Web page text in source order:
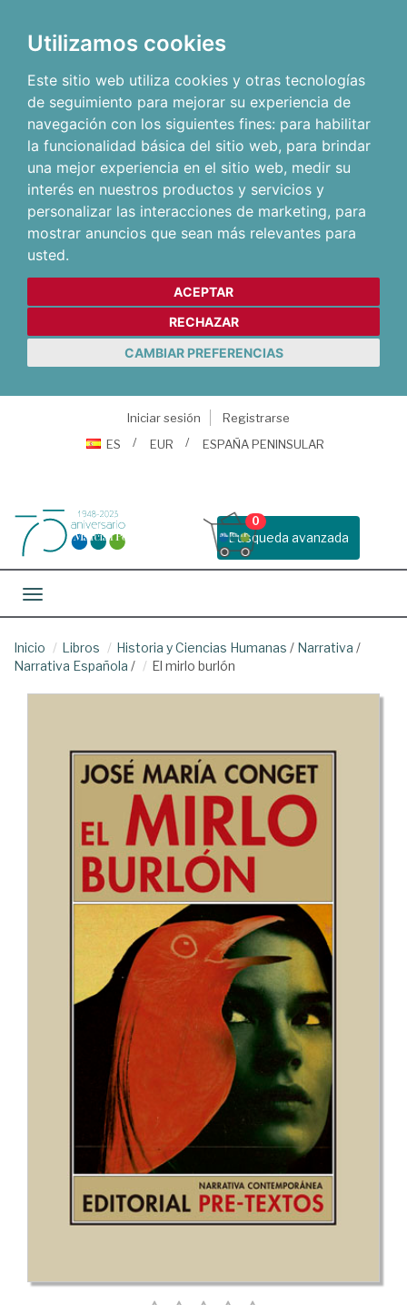
Utilizamos cookies
Este sitio web utiliza cookies y otras tecnologías
de seguimiento para mejorar su experiencia de
navegación con los siguientes fines: para habilitar
la funcionalidad básica del sitio web, para brindar
una mejor experiencia en el sitio web, medir su
interés en nuestros productos y servicios y
personalizar las interacciones de marketing, para
mostrar anuncios que sean más relevantes para
usted.
ACEPTAR
RECHAZAR
CAMBIAR PREFERENCIAS
Iniciar sesión
Registrarse
ES
EUR ESPAÑA PENINSULAR
Busqueda avanzada
0
Toggle navigation
Inicio Libros Historia y Ciencias Humanas / Narrativa /
Narrativa Española / El mirlo burlón